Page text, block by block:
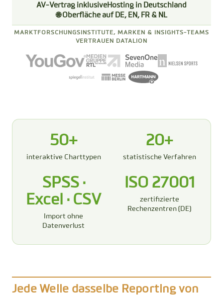
AV-Vertrag inklusive Hosting in Deutschland
🌐 Oberfläche auf DE, EN, FR & NL
MARKTFORSCHUNGSINSTITUTE, MARKEN & INSIGHTS-TEAMS
VERTRAUEN DATALION
50+
interaktive Charttypen
20+
statistische Verfahren
SPSS ·
Excel · CSV
Import ohne
Datenverlust
ISO 27001
zertifizierte
Rechenzentren (DE)
Jede Welle dasselbe Reporting von